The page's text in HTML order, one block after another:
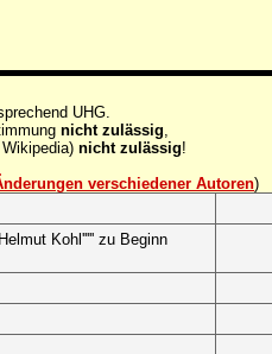
UHG.
nicht zulässig
Wikipedia)nicht zulässig!
verschiedener Autoren)
Kohl''''' zu Beginn